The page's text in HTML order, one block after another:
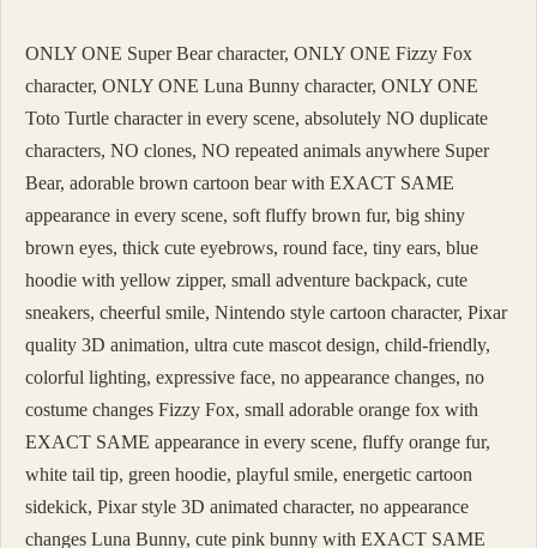
ONLY ONE Super Bear character, ONLY ONE Fizzy Fox
character, ONLY ONE Luna Bunny character, ONLY ONE
Toto Turtle character in every scene, absolutely NO duplicate
characters, NO clones, NO repeated animals anywhere Super
Bear, adorable brown cartoon bear with EXACT SAME
appearance in every scene, soft fluffy brown fur, big shiny
brown eyes, thick cute eyebrows, round face, tiny ears, blue
hoodie with yellow zipper, small adventure backpack, cute
sneakers, cheerful smile, Nintendo style cartoon character, Pixar
quality 3D animation, ultra cute mascot design, child-friendly,
colorful lighting, expressive face, no appearance changes, no
costume changes Fizzy Fox, small adorable orange fox with
EXACT SAME appearance in every scene, fluffy orange fur,
white tail tip, green hoodie, playful smile, energetic cartoon
sidekick, Pixar style 3D animated character, no appearance
changes Luna Bunny, cute pink bunny with EXACT SAME